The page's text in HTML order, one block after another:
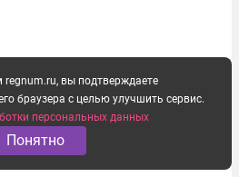
вы подтверждаете
браузера с целью улучшить сервис.
персональных данных
Понятно